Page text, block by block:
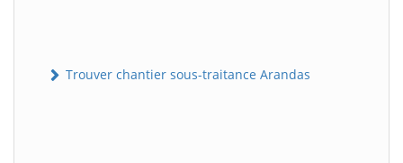
Trouver chantier sous-traitance Arandas